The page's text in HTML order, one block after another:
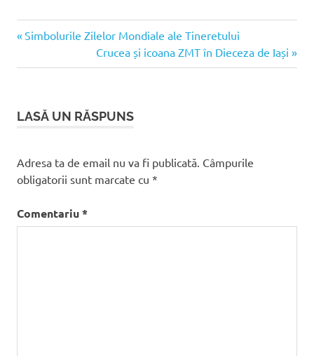
Navigare
în
Articolul
Simbolurile Zilelor Mondiale ale Tineretului
Articolul
următor:
Crucea și icoana ZMT în Dieceza de Iași
LASĂ UN RĂSPUNS
Adresa ta de email nu va fi publicată. Câmpurile
obligatorii sunt marcate cu *
Comentariu*